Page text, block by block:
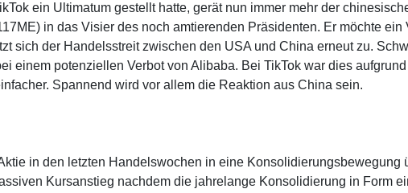
ein Ultimatum gestellt hatte, gerät nun immer mehr der
in das Visier des noch amtierenden Präsidenten. Er möchte ein
sich der Handelsstreit zwischen den USA und China erneut zu.
einem potenziellen Verbot von Alibaba. Bei TikTok war dies
Spannend wird vor allem die Reaktion aus China sein.
in den letzten Handelswochen in eine Konsolidierungsbewegung
Kursanstieg nachdem die jahrelange Konsolidierung in Form